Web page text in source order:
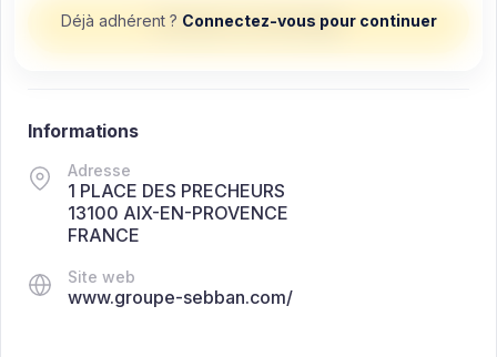
Envoyer un message
Déjà adhérent ? Connectez-vous pour continuer
Informations
Adresse
1 PLACE DES PRECHEURS
13100 AIX-EN-PROVENCE
FRANCE
Site web
www.groupe-sebban.com/